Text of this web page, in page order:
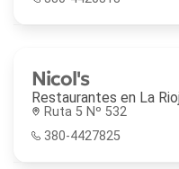
Nicol's
Restaurantes en La
Ruta 5 Nº 532
380-4427825